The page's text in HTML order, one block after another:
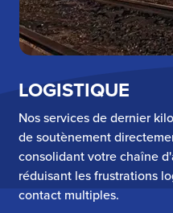
LOGISTIQUE
Nos services de dernier
de soutènement
consolidant votre chaîne
réduisant les frustrations
contact multiples.